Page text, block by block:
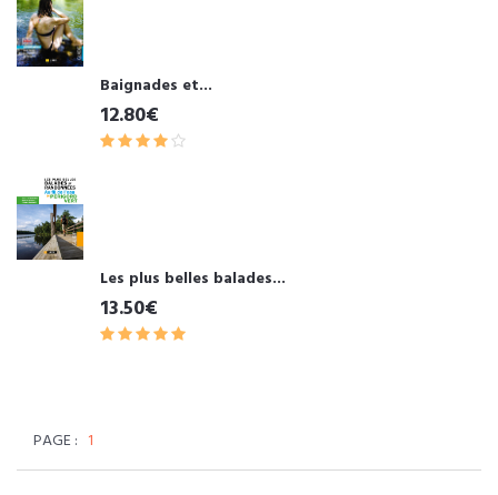
Baignades et...
12.80€
Les plus belles balades...
13.50€
PAGE : 1